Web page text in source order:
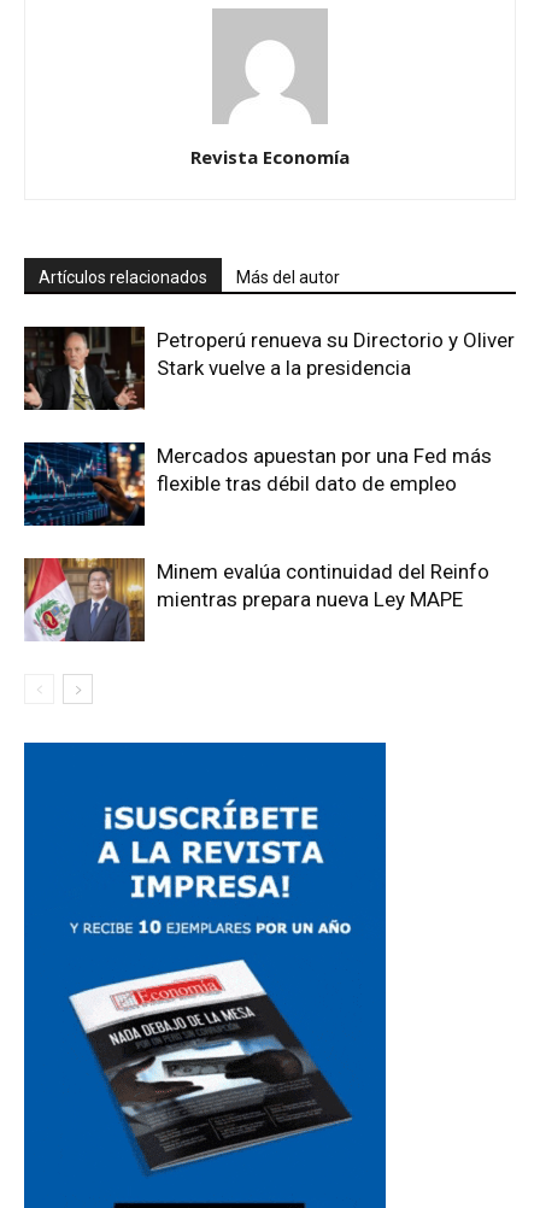
Revista Economía
Artículos relacionados Más del autor
Petroperú renueva su Directorio y Oliver
Stark vuelve a la presidencia
Mercados apuestan por una Fed más
flexible tras débil dato de empleo
Minem evalúa continuidad del Reinfo
mientras prepara nueva Ley MAPE